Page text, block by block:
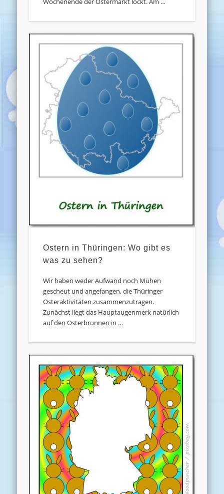
Ostern in Thüringen: Wo gibt es
was zu sehen?
Wir haben weder Aufwand noch Mühen
gescheut und angefangen, die Thüringer
Osteraktivitäten zusammenzutragen.
Zunächst liegt das Hauptaugenmerk natürlich
auf den Osterbrunnen in …